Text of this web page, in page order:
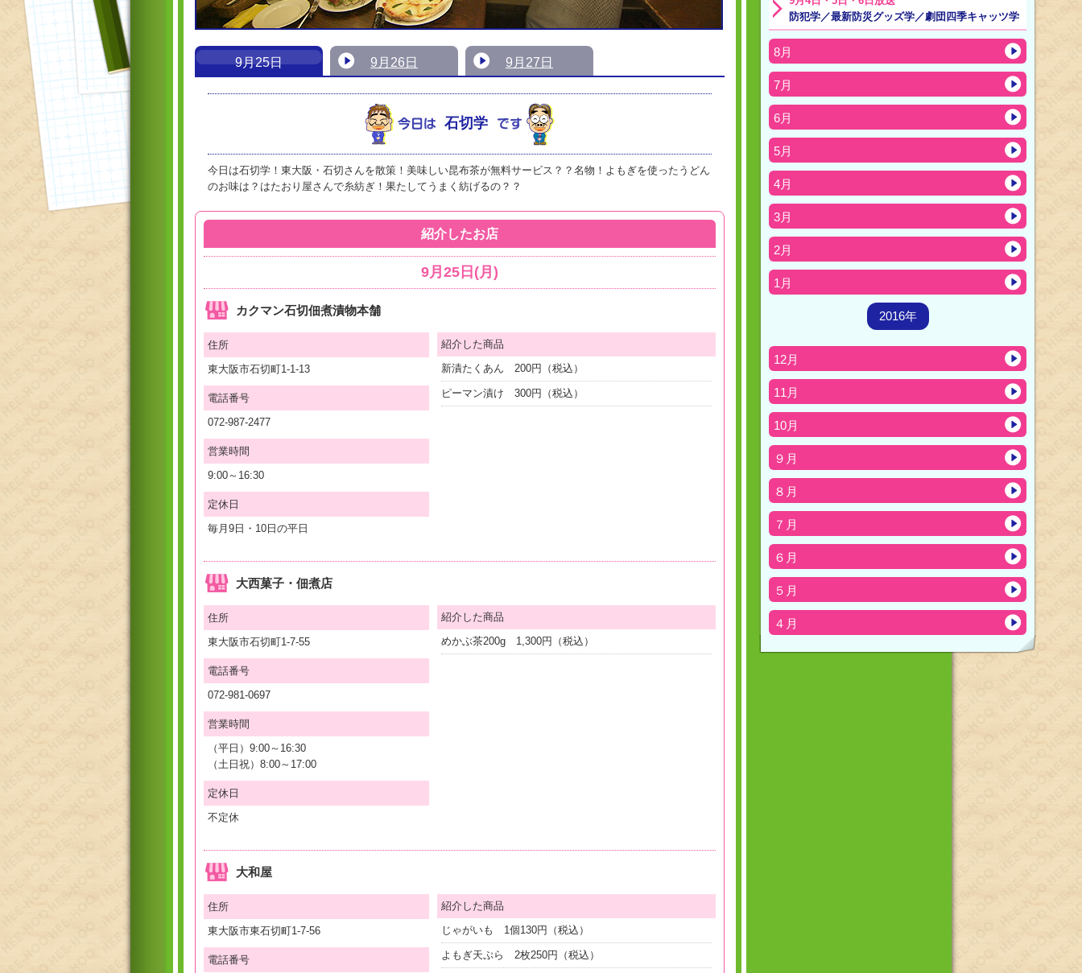
9月25日 9月26日 9月27日
石切学
今日は石切学！東大阪・石切さんを散策！美味しい昆布茶が無料サービス？？名物！よもぎを使ったうどん
のお味は？はたおり屋さんで糸紡ぎ！果たしてうまく紡げるの？？
紹介したお店
9月25日(月)
カクマン石切佃煮漬物本舗
住所
東大阪市石切町1-1-13
電話番号
072-987-2477
営業時間
9:00～16:30
定休日
毎月9日・10日の平日
紹介した商品
新漬たくあん 200円（税込）
ピーマン漬け 300円（税込）
大西菓子・佃煮店
住所
東大阪市石切町1-7-55
電話番号
072-981-0697
営業時間
（平日）9:00～16:30
（土日祝）8:00～17:00
定休日
不定休
紹介した商品
めかぶ茶200g 1,300円（税込）
大和屋
住所
東大阪市東石切町1-7-56
電話番号
紹介した商品
じゃがいも 1個130円（税込）
よもぎ天ぷら 2枚250円（税込）
防犯学／最新防災グッズ学／劇団四季キャッツ学
8月
7月
6月
5月
4月
3月
2月
1月
2016年
12月
11月
10月
９月
８月
７月
６月
５月
４月